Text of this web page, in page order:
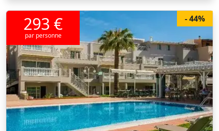
- 44%
293 €
par personne